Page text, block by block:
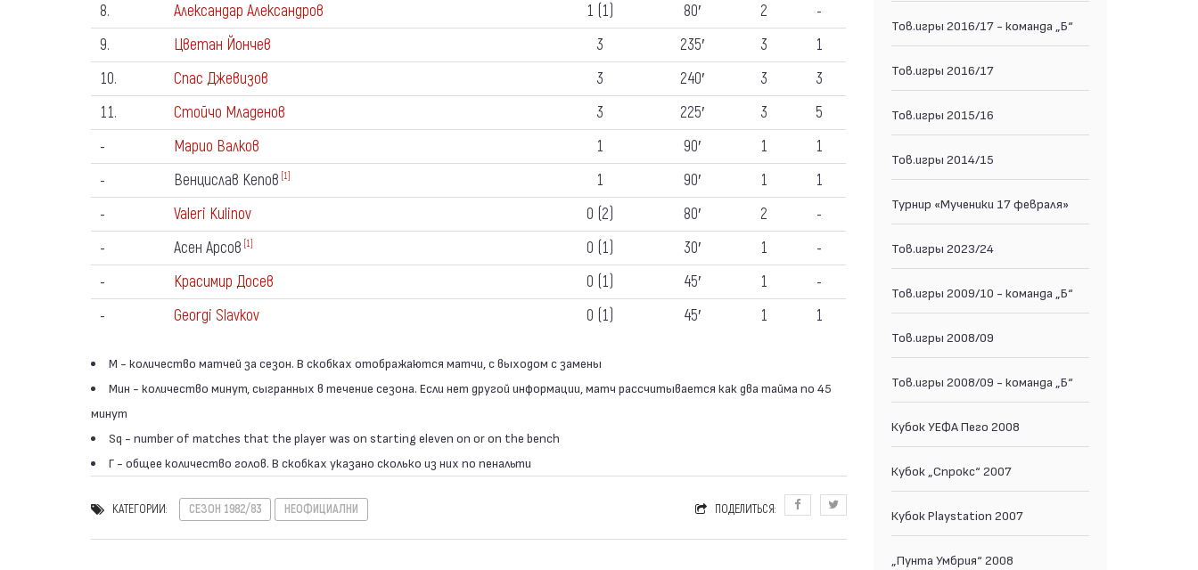
8.
Александар Александров 1 (1) 80′ 2
-
9.
Цветан Йончев 3 235′ 3
1
10.
Спас Джевизов 3 240′ 3
3
11.
Стойчо Младенов 3 225′ 3
5
-
Марио Валков 1 90′ 1
1
-
Венцислав Кепов [1] 1 90′ 1
1
-
Valeri Kulinov 0 (2) 80′ 2
-
-
Асен Арсов [1] 0 (1) 30′ 1
-
-
Красимир Досев 0 (1) 45′ 1
-
-
Georgi Slavkov 0 (1) 45′ 1 1
М - количество матчей за сезон. В скобках отображаются матчи, с выходом с замены
Мин - количество минут, сыгранных в течение сезона. Если нет другой информации, матч рассчитывается как два тайма по 45
минут
Sq - number of matches that the player was on starting eleven on or on the bench
Г - общее количество голов. В скобках указано сколько из них по пенальти
КАТЕГОРИИ: СЕЗОН 1982/83 НЕОФИЦИАЛНИ ПОДЕЛИТЬСЯ:
Тов.игры 2016/17 - команда „Б“
Тов.игры 2016/17
Тов.игры 2015/16
Тов.игры 2014/15
Турнир «Мученики 17 февраля»
Тов.игры 2023/24
Тов.игры 2009/10 - команда „Б“
Тов.игры 2008/09
Тов.игры 2008/09 - команда „Б“
Кубок УЕФА Пего 2008
Кубок „Спрокс“ 2007
Кубок Playstation 2007
„Пунта Умбрия“ 2008